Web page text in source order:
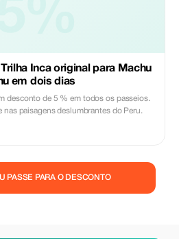
Inca original para Machu
em dois dias
desconto de 5 % em todos os passeios.
nas paisagens deslumbrantes do Peru.
PASSE PARA O DESCONTO